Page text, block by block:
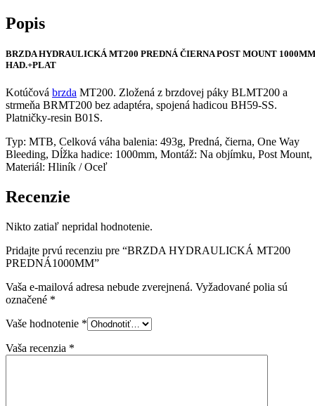
Popis
BRZDA HYDRAULICKÁ MT200 PREDNÁ ČIERNA POST MOUNT 1000MM
HAD.+PLAT
Kotúčová brzda MT200. Zložená z brzdovej páky BLMT200 a
strmeňa BRMT200 bez adaptéra, spojená hadicou BH59-SS.
Platničky-resin B01S.
Typ: MTB, Celková váha balenia: 493g, Predná, čierna, One Way
Bleeding, Dĺžka hadice: 1000mm, Montáž: Na objímku, Post Mount,
Materiál: Hliník / Oceľ
Recenzie
Nikto zatiaľ nepridal hodnotenie.
Pridajte prvú recenziu pre “BRZDA HYDRAULICKÁ MT200
PREDNÁ1000MM”
Vaša e-mailová adresa nebude zverejnená. Vyžadované polia sú
označené *
Vaše hodnotenie *
Vaša recenzia *